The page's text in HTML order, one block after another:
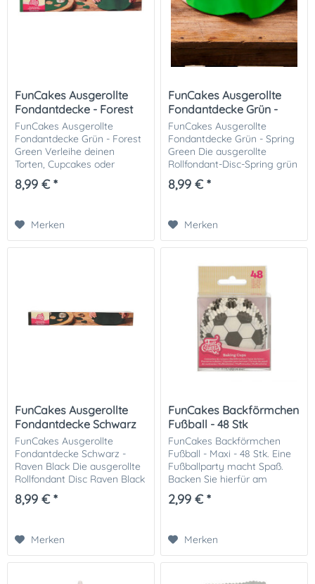
FunCakes Ausgerollte
Fondantdecke - Forest
Green
FunCakes Ausgerollte
Fondantdecke Grün - Forest
Green Verleihe deinen
Torten, Cupcakes oder
Gebäckstücken ein edles,
natürliches Finish mit der
8,99 € *
Merken
FunCakes Ausgerollte
Fondantdecke Grün -
Spring...
FunCakes Ausgerollte
Fondantdecke Grün - Spring
Green Die ausgerollte
Rollfondant-Disc-Spring grün
von FunCakes ist ein bereits
ausgerollter Fondant. Dieser
8,99 € *
Merken
FunCakes Ausgerollte
Fondantdecke Schwarz
-...
FunCakes Ausgerollte
Fondantdecke Schwarz -
Raven Black Die ausgerollte
Rollfondant Disc Raven Black
von FunCakes ist ein bereits
ausgerollter Fondant. Der
8,99 € *
Merken
FunCakes Backförmchen
Fußball - 48 Stk
FunCakes Backförmchen
Fußball - Maxi - 48 Stk. Eine
Fußballparty macht Spaß.
Backen Sie hierfür am
besten tolle
Muffins/Cupcakes in diesen
und 3,2cm...
2,99 € *
Merken